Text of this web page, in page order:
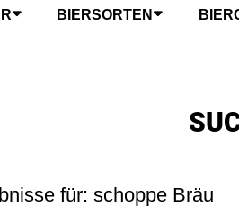
BIERSORTEN
für: schoppe Bräu